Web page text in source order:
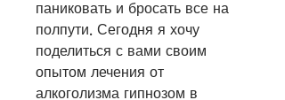
паниковать и бросать все на
полпути. Сегодня я хочу
поделиться с вами своим
опытом лечения от
алкоголизма гипнозом в